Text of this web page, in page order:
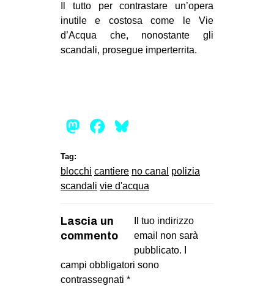
MUSICA
RECENSIONI
INTERNAZIONALE
ESTREMO ORIENTE
MONDO
in
Il tutto per contrastare un’opera
inutile e costosa come le Vie
d’Acqua che, nonostante gli
scandali, prosegue imperterrita.
Mastodon
Facebook
Tag:
blocchi cantiere no canal polizia
scandali vie d'acqua
Lascia un
commento
Il tuo indirizzo
email non sarà
pubblicato.
campi obbligatori sono
contrassegnati *